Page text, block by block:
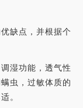
缺点，并根据个
湿功能，透气性
虫，过敏体质的
。